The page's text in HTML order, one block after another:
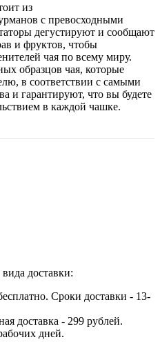
из
с превосходными
дегустируют и сообщают
и фруктов, чтобы
чая по всему миру.
образцов чая, которые
в соответствии с самыми
и гарантируют, что вы будете
в каждой чашке.
доставки:
Сроки доставки - 13-
доставка - 299 рублей.
дней.